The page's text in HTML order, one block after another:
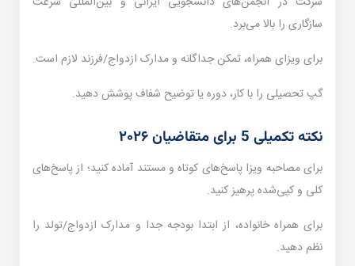
سازگاری را بالا می‌برد.
برای ویزای همراه، تمکن جداگانه و مدارک ازدواج/فرزند لازم است.
گپ تحصیلی را با کار، دوره یا توضیح شفاف پوشش دهید.
نکته تکمیلی 5 برای متقاضیان ۲۰۲۶
برای مصاحبه ویزا پاسخ‌های کوتاه و مستند آماده کنید؛ از پاسخ‌های
کلی و کپی‌شده پرهیز کنید.
برای همراه خانواده، از ابتدا بودجه جدا و مدارک ازدواج/تولد را
نظم دهید.